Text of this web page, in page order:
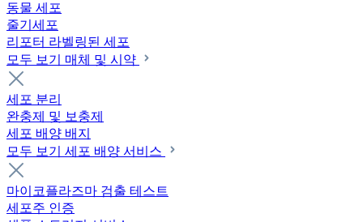
동물 세포
줄기세포
리포터 라벨링된 세포
모두 보기 매체 및 시약
세포 분리
완충제 및 보충제
세포 배양 배지
모두 보기 세포 배양 서비스
마이코플라즈마 검출 테스트
세포주 인증